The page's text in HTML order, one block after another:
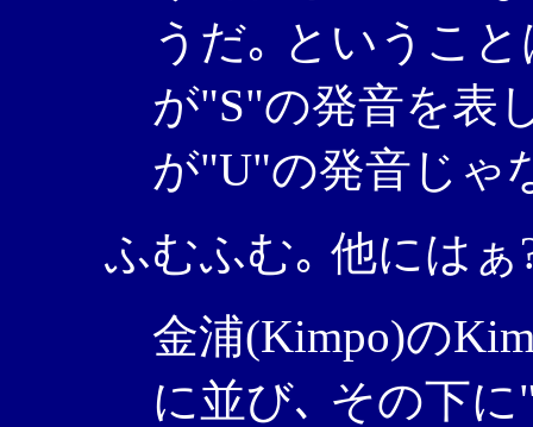
うだ｡ というこ
が"S"の発音を表
が"U"の発音じゃ
ふむふむ｡ 他にはぁ
金浦(Kimpo)の
に並び､ その下